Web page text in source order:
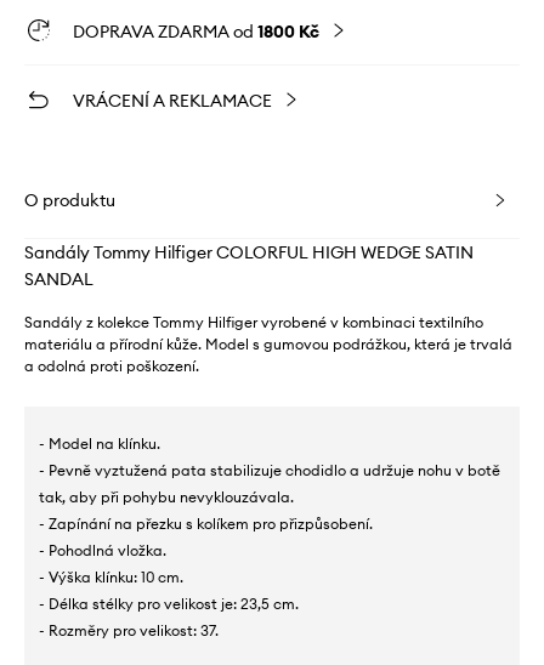
DOPRAVA ZDARMA od 1800 Kč
VRÁCENÍ A REKLAMACE
O produktu
Sandály Tommy Hilfiger COLORFUL HIGH WEDGE SATIN
SANDAL
Sandály z kolekce Tommy Hilfiger vyrobené v kombinaci textilního
materiálu a přírodní kůže. Model s gumovou podrážkou, která je trvalá
a odolná proti poškození.
- Model na klínku.
- Pevně vyztužená pata stabilizuje chodidlo a udržuje nohu v botě
tak, aby při pohybu nevyklouzávala.
- Zapínání na přezku s kolíkem pro přizpůsobení.
- Pohodlná vložka.
- Výška klínku: 10 cm.
- Délka stélky pro velikost je: 23,5 cm.
- Rozměry pro velikost: 37.